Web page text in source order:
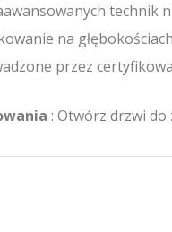
technik
na
przez
: Otwórz drzwi